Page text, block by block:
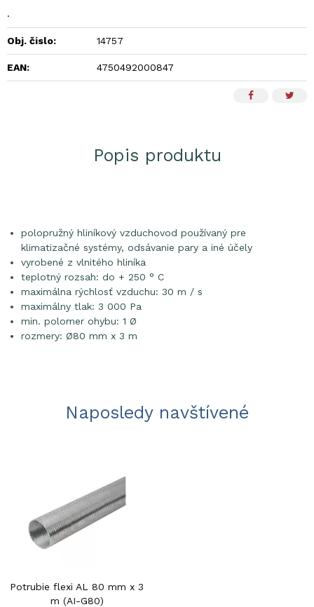
.
Obj. čislo: 14757
EAN: 4750492000847
Popis produktu
polopružný hliníkový vzduchovod používaný pre
klimatizačné systémy, odsávanie pary a iné účely
vyrobené z vlnitého hliníka
teplotný rozsah: do + 250 ° C
maximálna rýchlosť vzduchu: 30 m / s
maximálny tlak: 3 000 Pa
min. polomer ohybu: 1 Ø
rozmery: Ø80 mm x 3 m
Naposledy navštívené
Potrubie flexi AL 80 mm x 3
m (AI-G80)